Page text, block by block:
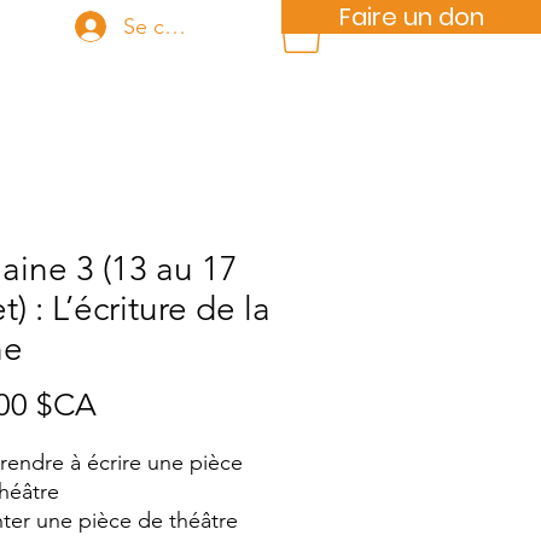
Faire un don
Se connecter
3 (13 au 17
: L’écriture de la
$CAPrix
à écrire une pièce
une pièce de théâtre